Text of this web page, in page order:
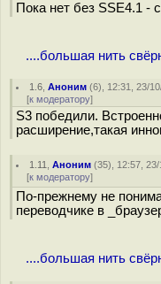
Пока нет без SSE4.1 -
....большая нить
1.6 ,Аноним (6), 12:31, 23/
[к модератору]
S3 победили.
расширение,такая
1.11 ,Аноним (35), 12:57,
[к модератору]
По-прежнему не
переводчике в
....большая нить